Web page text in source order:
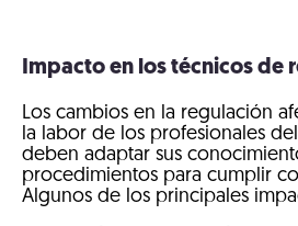
Impacto en los técnicos de
Los cambios en la regulación
la labor de los profesionales
deben adaptar sus
procedimientos para cumplir
Algunos de los principales